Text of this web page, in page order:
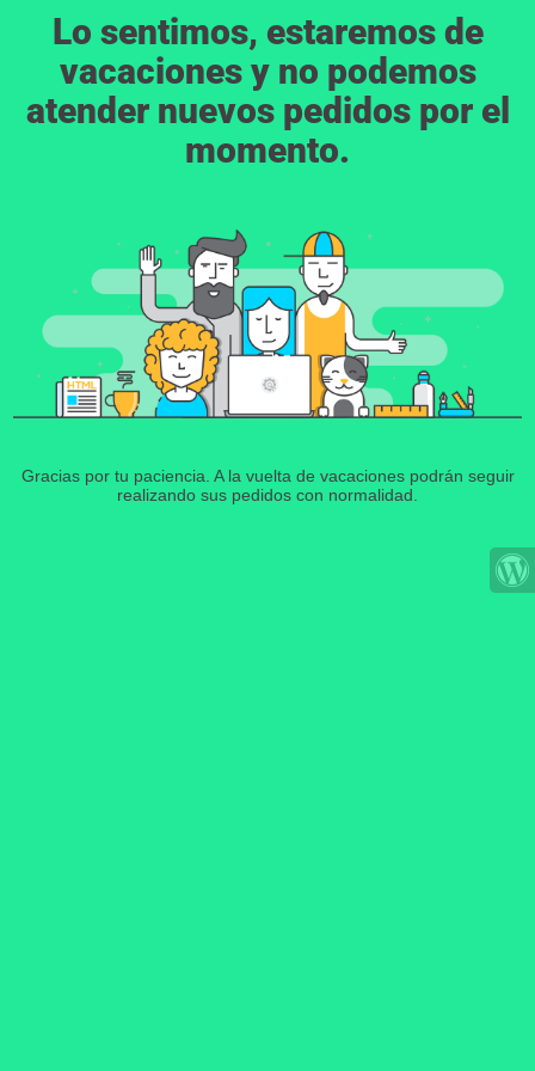
Lo sentimos, estaremos de
vacaciones y no podemos
atender nuevos pedidos por el
momento.
Gracias por tu paciencia. A la vuelta de vacaciones podrán seguir
realizando sus pedidos con normalidad.